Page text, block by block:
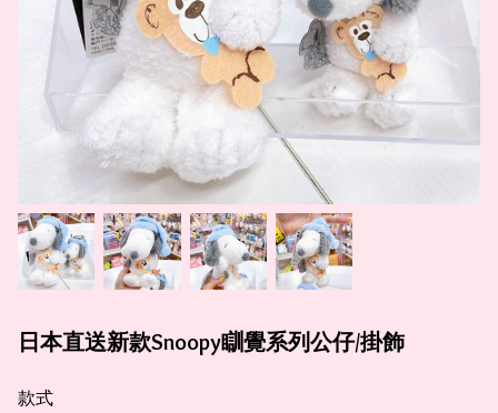
日本直送新款Snoopy瞓覺系列公仔/掛飾
款式